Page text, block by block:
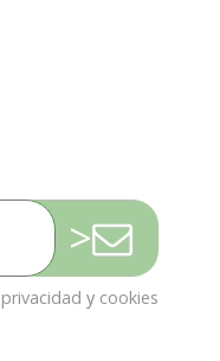
>
y cookies